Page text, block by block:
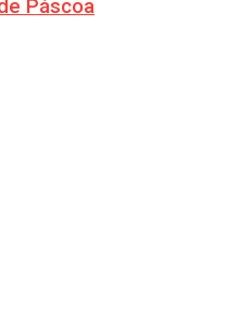
Páscoa